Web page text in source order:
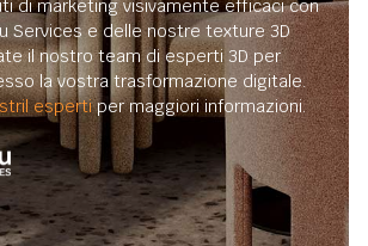
di marketing visivamente efficaci con
Services e delle nostre texture 3D
il nostro team di esperti 3D per
la vostra trasformazione digitale.
espertiper maggiori informazioni.